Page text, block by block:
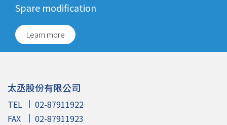
Spare modification
Learn more
太丞股份有限公司
TEL
02-87911922
FAX
02-87911923